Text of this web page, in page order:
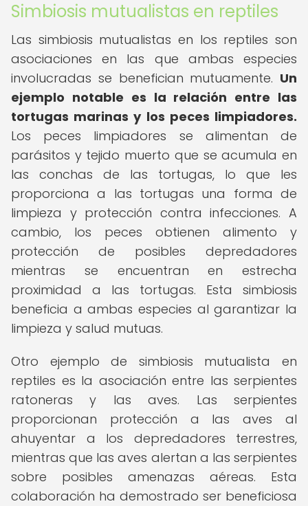
Simbiosis mutualistas en reptiles
Las simbiosis mutualistas en los reptiles son
asociaciones en las que ambas especies
involucradas se benefician mutuamente. Un
ejemplo notable es la relación entre las
tortugas marinas y los peces limpiadores.
Los peces limpiadores se alimentan de
parásitos y tejido muerto que se acumula en
las conchas de las tortugas, lo que les
proporciona a las tortugas una forma de
limpieza y protección contra infecciones. A
cambio, los peces obtienen alimento y
protección de posibles depredadores
mientras se encuentran en estrecha
proximidad a las tortugas. Esta simbiosis
beneficia a ambas especies al garantizar la
limpieza y salud mutuas.
Otro ejemplo de simbiosis mutualista en
reptiles es la asociación entre las serpientes
ratoneras y las aves. Las serpientes
proporcionan protección a las aves al
ahuyentar a los depredadores terrestres,
mientras que las aves alertan a las serpientes
sobre posibles amenazas aéreas. Esta
colaboración ha demostrado ser beneficiosa